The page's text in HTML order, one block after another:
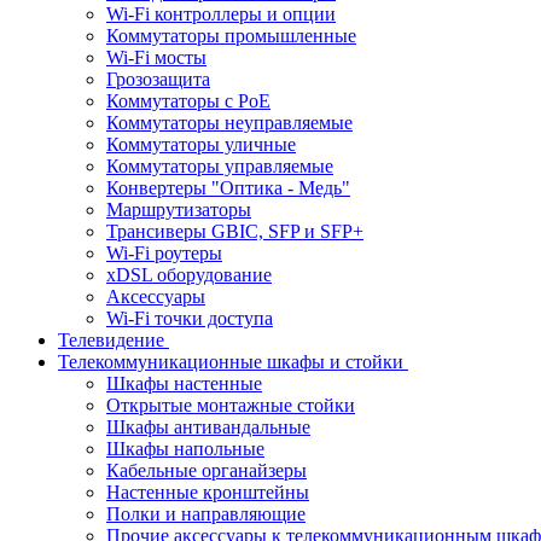
Wi-Fi контроллеры и опции
Коммутаторы промышленные
Wi-Fi мосты
Грозозащита
Коммутаторы c PoE
Коммутаторы неуправляемые
Коммутаторы уличные
Коммутаторы управляемые
Конвертеры "Оптика - Медь"
Маршрутизаторы
Трансиверы GBIC, SFP и SFP+
Wi-Fi роутеры
xDSL оборудование
Аксессуары
Wi-Fi точки доступа
Телевидение
Телекоммуникационные шкафы и стойки
Шкафы настенные
Открытые монтажные стойки
Шкафы антивандальные
Шкафы напольные
Кабельные органайзеры
Настенные кронштейны
Полки и направляющие
Прочие аксессуары к телекоммуникационным